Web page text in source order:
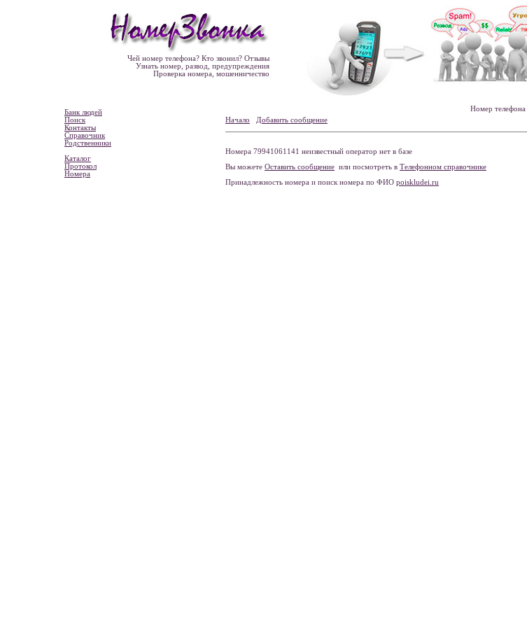
Чей номер телефона? Кто звонил? Отзывы
Узнать номер, развод, предупреждения
Проверка номера, мошенничество
Банк людей
Поиск
Контакты
Справочник
Родственники
Каталог
Протокол
Номера
Номер телефона
Начало
Добавить сообщение
Номера 79941061141 неизвестный оператор нет в базе
Вы можете Оставить сообщение или посмотреть в Телефонном справочнике
Принадлежность номера и поиск номера по ФИО poiskludei.ru